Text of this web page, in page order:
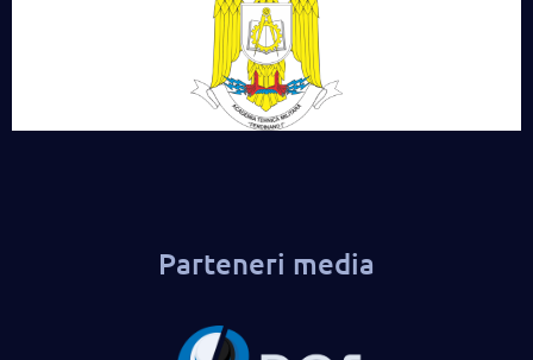
Parteneri media